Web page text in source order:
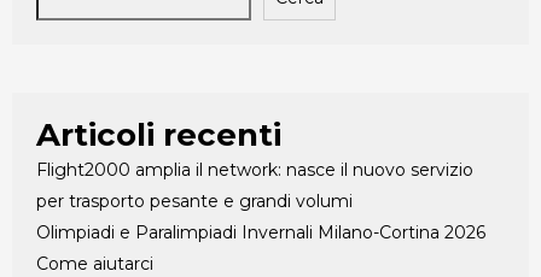
Articoli recenti
Flight2000 amplia il network: nasce il nuovo servizio
per trasporto pesante e grandi volumi
Olimpiadi e Paralimpiadi Invernali Milano-Cortina 2026
Come aiutarci